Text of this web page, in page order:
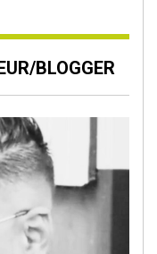
BLOGGER